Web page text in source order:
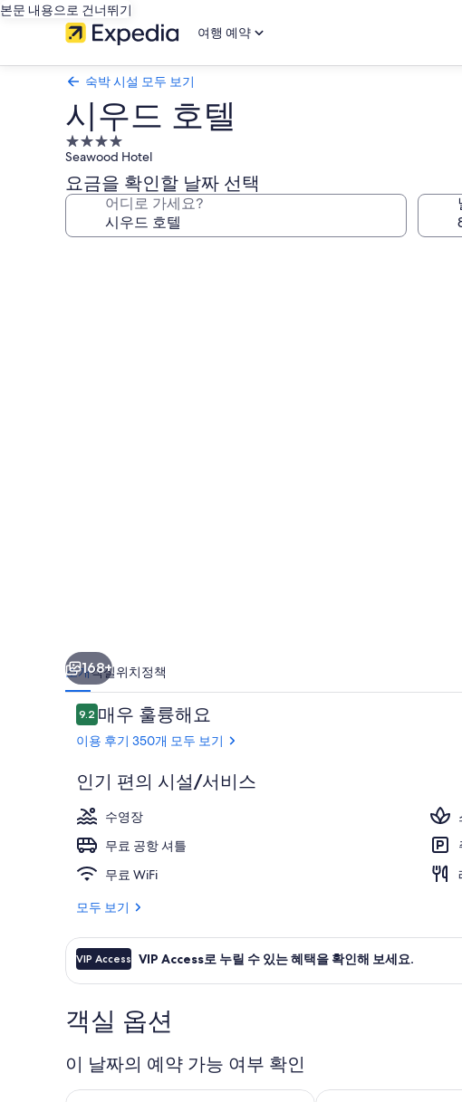
본문 내용으로 건너뛰기
여행 예약
숙박 시설 모두 보기
시우드 호텔
4.0
성
급
숙
시
Seawood Hotel
요금을 확인할 날짜 선택
어디로 가세요?
168+
소개객실위치정책
이
용
후
9.210점 만점 중 9.2점.
매우 훌륭해요
이용 후기 350개 모두 보기
인기 편의 시설/서비스
수영장
무료 공항 셔틀
무료 WiFi
모두 보기
VIP Access VIP Access로 누릴 수 있는 혜택을 확인해 보세요.
객실 옵션
이 날짜의 예약 가능 여부 확인
오늘 밤 예약 가능 여부 확인, 8월 9 - 8월 10내일 예약 가능 여부 확